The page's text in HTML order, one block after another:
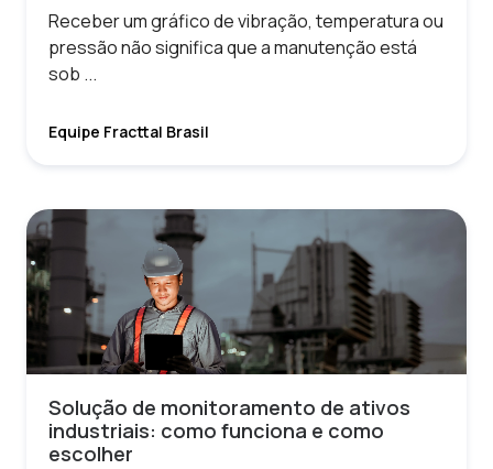
Receber um gráfico de vibração, temperatura ou
pressão não significa que a manutenção está
sob ...
Equipe Fracttal Brasil
Solução de monitoramento de ativos
industriais: como funciona e como
escolher